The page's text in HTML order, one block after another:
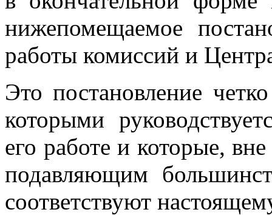
нижепомещаемое
ра­боты комиссий и
Это постановление
которыми
его работе и которые,
подавляющим
соответствуют